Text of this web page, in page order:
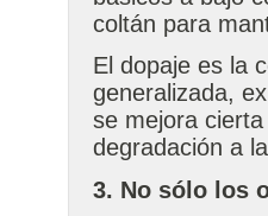
coltán para
El dopaje es la
generalizada,
se mejora
degradación a
3. No sólo los